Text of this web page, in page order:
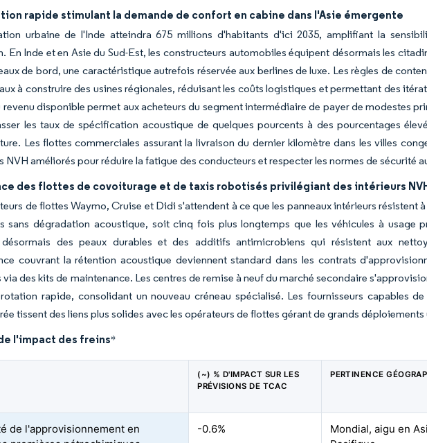
rapide stimulant la demande de confort en cabine dans l'Asie émergente
urbaine de l'Inde atteindra 675 millions d'habitants d'ici 2035, amplifiant la
En Inde et en Asie du Sud-Est, les constructeurs automobiles équipent désormais les
de bord, une caractéristique autrefois réservée aux berlines de luxe. Les règles de
à construire des usines régionales, réduisant les coûts logistiques et permettant des
revenu disponible permet aux acheteurs du segment intermédiaire de payer de modestes
les taux de spécification acoustique de quelques pourcents à des pourcentages
Les flottes commerciales assurant la livraison du dernier kilomètre dans les villes
NVH améliorés pour réduire la fatigue des conducteurs et respecter les normes de sécurité
des flottes de covoiturage et de taxis robotisés privilégiant des intérieurs
de flottes Waymo, Cruise et Didi s'attendent à ce que les panneaux intérieurs résistent
sans dégradation acoustique, soit cinq fois plus longtemps que les véhicules à usage
des peaux durables et des additifs antimicrobiens qui résistent aux
couvrant la rétention acoustique deviennent standard dans les contrats
via des kits de maintenance. Les centres de remise à neuf du marché secondaire
rapide, consolidant un nouveau créneau spécialisé. Les fournisseurs capables
tissent des liens plus solides avec les opérateurs de flottes gérant de grands déploiements
l'impact des freins*
(~) % D'IMPACT SUR LES
PRÉVISIONS DE TCAC
PERTINENCE
de l'approvisionnement en
-0.6%
Mondial, aigu en